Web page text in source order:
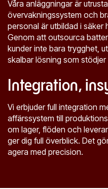
Våra anläggningar är
övervakningssystem och
personal är utbildad i säker
Genom att outsourca
kunder inte bara trygghet,
skalbar lösning som
Integration,
Vi erbjuder full integration
affärssystem till
om lager, flöden och
ger dig full överblick. Det
agera med precision.